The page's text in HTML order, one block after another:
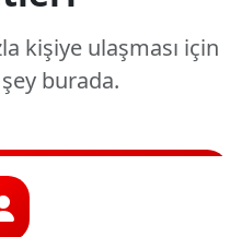
kişiye ulaşması için
burada.